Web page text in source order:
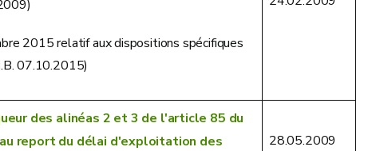
2015 relatif aux dispositions spécifiques
07.10.2015)
des alinéas 2 et 3 de l'article 85 du
report du délai d'exploitation des
28.05.2009